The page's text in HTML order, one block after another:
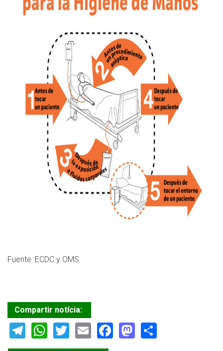
Fuente: ECDC y OMS
Compartir notícia:
Telegram
WhatsApp
TwitterEmailFacebook
Mastodon